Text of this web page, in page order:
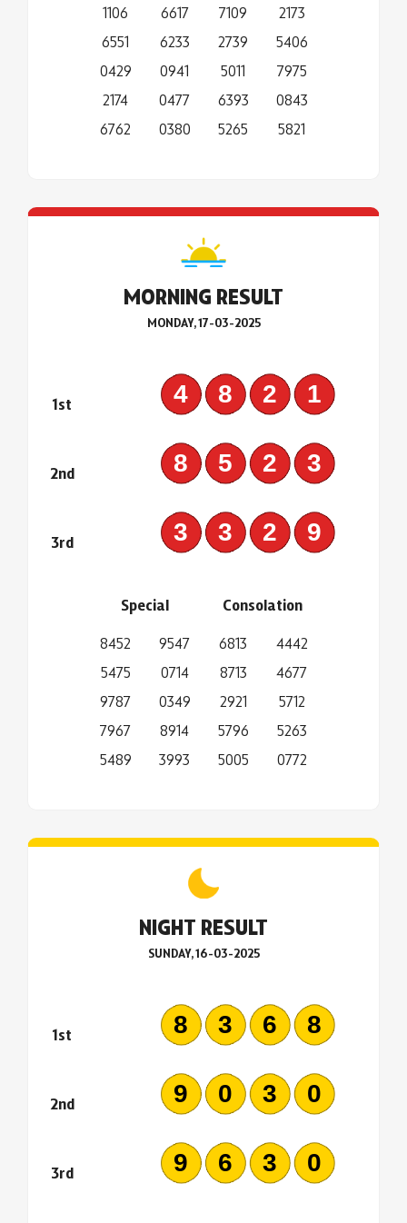
1106
6551
0429
2174
6762
6617
6233
0941
0477
0380
7109
2739
5011
6393
5265
2173
5406
7975
0843
5821
MORNING RESULT
MONDAY, 17-03-2025
1st 4821
2nd 8523
3rd 3329
Special
8452
5475
9787
7967
5489
9547
0714
0349
8914
3993
Consolation
6813
8713
2921
5796
5005
4442
4677
5712
5263
0772
NIGHT RESULT
SUNDAY, 16-03-2025
1st 8368
2nd 9030
3rd 9630